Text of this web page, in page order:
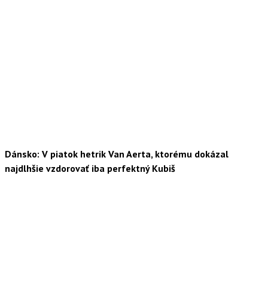
Dánsko: V piatok hetrik Van Aerta, ktorému dokázal
najdlhšie vzdorovať iba perfektný Kubiš